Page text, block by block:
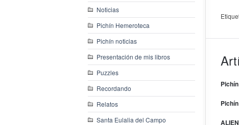
Noticias
Pichín Hemeroteca
Pichín noticias
Presentación de mis libros
Puzzles
Recordando
Relatos
Santa Eulalia del Campo